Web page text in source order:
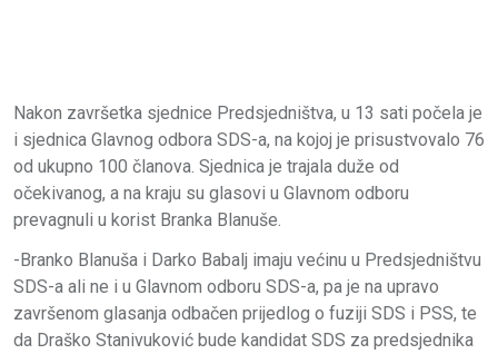
Nakon završetka sjednice Predsjedništva, u 13 sati počela je
i sjednica Glavnog odbora SDS-a, na kojoj je prisustvovalo 76
od ukupno 100 članova. Sjednica je trajala duže od
očekivanog, a na kraju su glasovi u Glavnom odboru
prevagnuli u korist Branka Blanuše.
-Branko Blanuša i Darko Babalj imaju većinu u Predsjedništvu
SDS-a ali ne i u Glavnom odboru SDS-a, pa je na upravo
završenom glasanja odbačen prijedlog o fuziji SDS i PSS, te
da Draško Stanivuković bude kandidat SDS za predsjednika